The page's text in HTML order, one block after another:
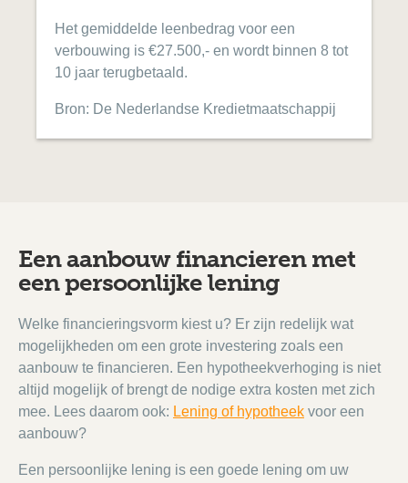
Het gemiddelde leenbedrag voor een
verbouwing is €27.500,- en wordt binnen 8 tot
10 jaar terugbetaald.
Bron: De Nederlandse Kredietmaatschappij
Een aanbouw financieren met
een persoonlijke lening
Welke financieringsvorm kiest u? Er zijn redelijk wat
mogelijkheden om een grote investering zoals een
aanbouw te financieren. Een hypotheekverhoging is niet
altijd mogelijk of brengt de nodige extra kosten met zich
mee. Lees daarom ook: Lening of hypotheek voor een
aanbouw?
Een persoonlijke lening is een goede lening om uw